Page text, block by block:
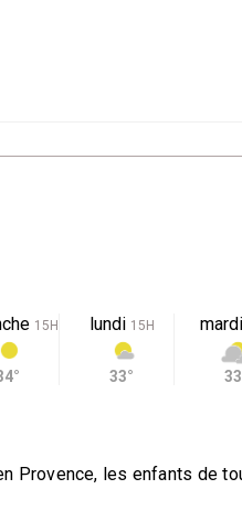
15H lundi 15H
33°
mardi
Provence, les enfants de